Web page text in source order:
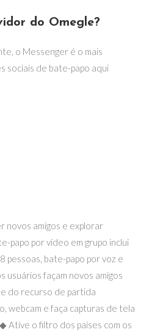
do Omegle?
o Messenger é o mais
sociais de bate-papo aqui
novos amigos e explorar
papo por vídeo em grupo inclui
pessoas, bate-papo por voz e
usuários façam novos amigos
do recurso de partida
webcam e faça capturas de tela
Ative o filtro dos países com os